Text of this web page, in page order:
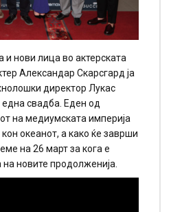
и нови лица во актерската
Александар Скарсгард ја
директор Лукас
една свадба. Еден од
на медиумската империја
океанот, а како ќе заврши
на 26 март за кога е
новите продолженија.